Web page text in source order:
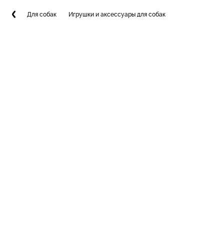
Для собак Игрушки и аксессуары для собак